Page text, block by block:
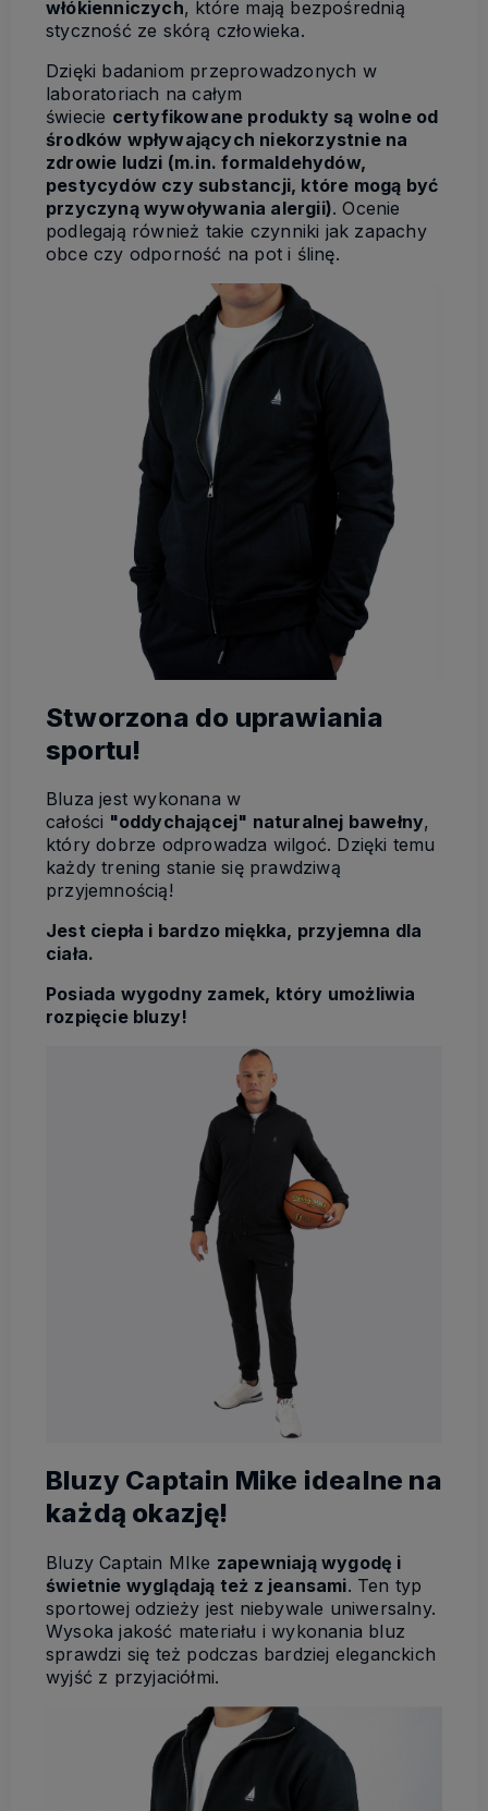
włókienniczych, które mają bezpośrednią
styczność ze skórą człowieka.
Dzięki badaniom przeprowadzonych w
laboratoriach na całym
świecie certyfikowane produkty są wolne od
środków wpływających niekorzystnie na
zdrowie ludzi (m.in. formaldehydów,
pestycydów czy substancji, które mogą być
przyczyną wywoływania alergii). Ocenie
podlegają również takie czynniki jak zapachy
obce czy odporność na pot i ślinę.
Stworzona do uprawiania
sportu!
Bluza jest wykonana w
całości "oddychającej" naturalnej bawełny,
który dobrze odprowadza wilgoć. Dzięki temu
każdy trening stanie się prawdziwą
przyjemnością!
Jest ciepła i bardzo miękka, przyjemna dla
ciała.
Posiada wygodny zamek, który umożliwia
rozpięcie bluzy!
Bluzy Captain Mike idealne na
każdą okazję!
Bluzy Captain MIke zapewniają wygodę i
świetnie wyglądają też z jeansami. Ten typ
sportowej odzieży jest niebywale uniwersalny.
Wysoka jakość materiału i wykonania bluz
sprawdzi się też podczas bardziej eleganckich
wyjść z przyjaciółmi.